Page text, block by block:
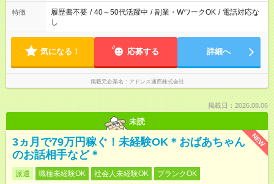
特徴 履歴書不要 / 40～50代活躍中 / 副業・WワークOK / 電話対応な
し
気になる！ 応募する 詳細へ
掲載元企業名 アドレス通商株式会社
掲載日：2026.08.06
未読
NEW
3ヵ月で79万円稼ぐ！未経験OK＊おばあちゃん
のお話相手など＊
派遣 職種未経験OK 社会人未経験OK
ブランクOK